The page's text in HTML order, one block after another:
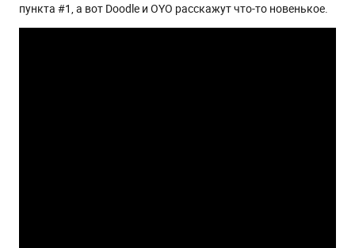
пункта #1, а вот Doodle и OYO расскажут что-то новенькое.